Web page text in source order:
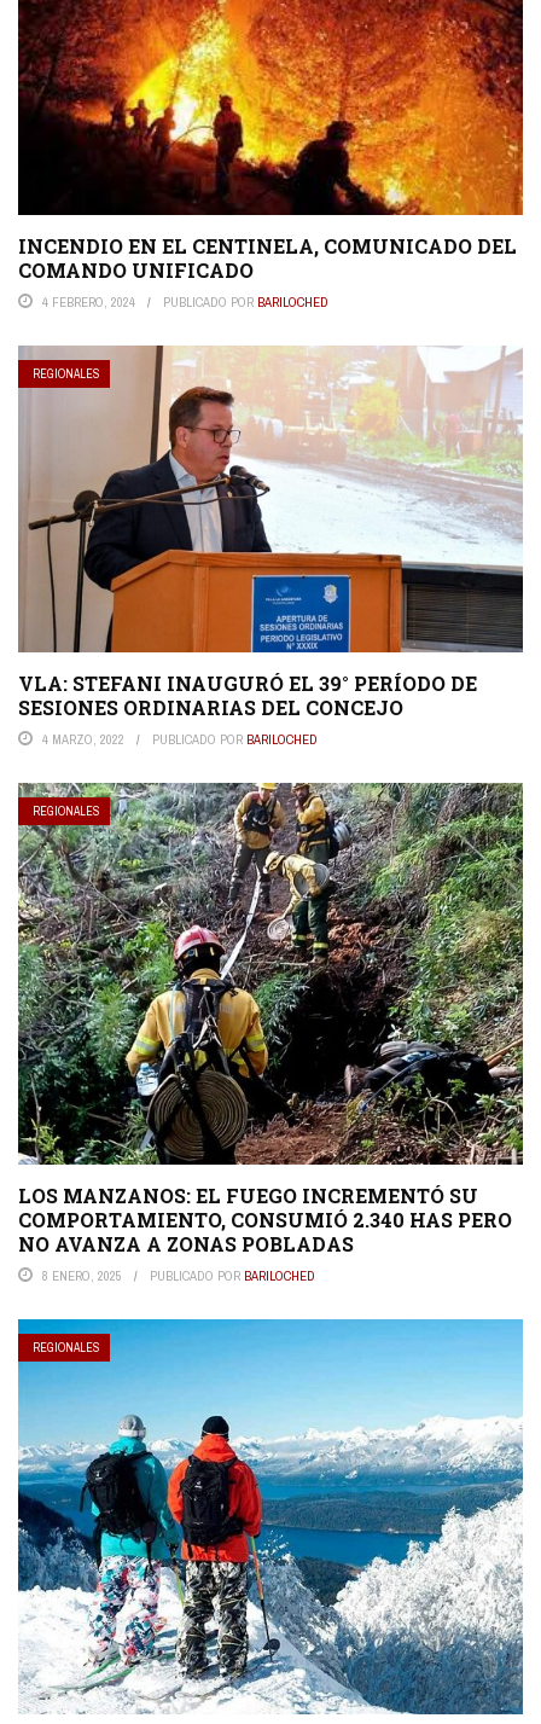
INCENDIO EN EL CENTINELA, COMUNICADO DEL
COMANDO UNIFICADO
4 FEBRERO, 2024 PUBLICADO POR BARILOCHED
REGIONALES
VLA: STEFANI INAUGURÓ EL 39° PERÍODO DE
SESIONES ORDINARIAS DEL CONCEJO
4 MARZO, 2022 PUBLICADO POR BARILOCHED
REGIONALES
LOS MANZANOS: EL FUEGO INCREMENTÓ SU
COMPORTAMIENTO, CONSUMIÓ 2.340 HAS PERO
NO AVANZA A ZONAS POBLADAS
8 ENERO, 2025 PUBLICADO POR BARILOCHED
REGIONALES